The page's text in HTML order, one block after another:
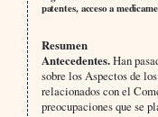
patentes, acceso a
Resumen
Antecedentes.Han
sobre los Aspectos de
relacionados con el
preocupaciones que se